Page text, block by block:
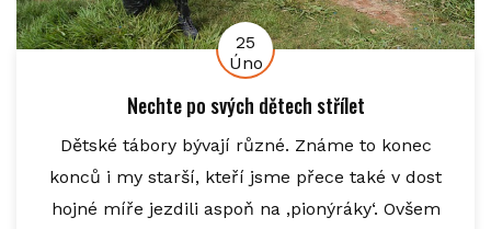
25
Úno
Nechte po svých dětech střílet
Dětské tábory bývají různé. Známe to konec
konců i my starší, kteří jsme přece také v dost
hojné míře jezdili aspoň na ‚pionýráky‘. Ovšem